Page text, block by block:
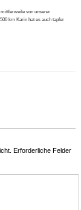
von unserer
km Karin hat es auch tapfer
Erforderliche Felder